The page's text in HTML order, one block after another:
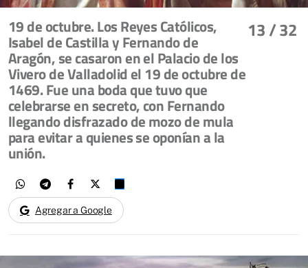
13/ 32
19 de octubre. Los Reyes Católicos,
Isabel de Castilla y Fernando de
Aragón, se casaron en el Palacio de los
Vivero de Valladolid el 19 de octubre de
1469. Fue una boda que tuvo que
celebrarse en secreto, con Fernando
llegando disfrazado de mozo de mula
para evitar a quienes se oponían a la
unión.
Agregar a Google